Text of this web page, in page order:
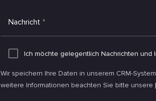
Nachricht *
Ich möchte gelegentlich Nachrichten und
Wir speichern Ihre Daten in unserem CRM-
weitere Informationen beachten Sie bitte unsere